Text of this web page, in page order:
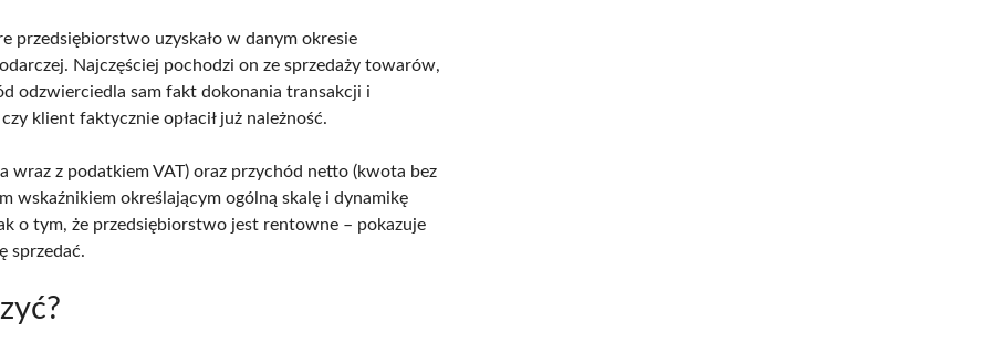
przedsiębiorstwo uzyskało w danym okresie
Najczęściej pochodzi on ze sprzedaży towarów,
odzwierciedla sam fakt dokonania transakcji i
klient faktycznie opłacił już należność.
z podatkiem VAT) oraz przychód netto (kwota bez
wskaźnikiem określającym ogólną skalę i dynamikę
o tym, że przedsiębiorstwo jest rentowne – pokazuje
sprzedać.